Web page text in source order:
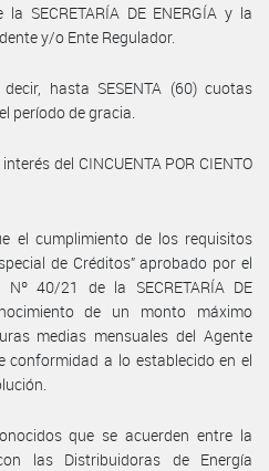
SECRETARÍA DE ENERGÍA y la
y/o Ente Regulador.
hasta SESENTA (60) cuotas
período de gracia.
del CINCUENTA POR CIENTO
el cumplimiento de los requisitos
de Créditos” aprobado por el
40/21 de la SECRETARÍA DE
de un monto máximo
medias mensuales del Agente
conformidad a lo establecido en el
que se acuerden entre la
las Distribuidoras de Energía